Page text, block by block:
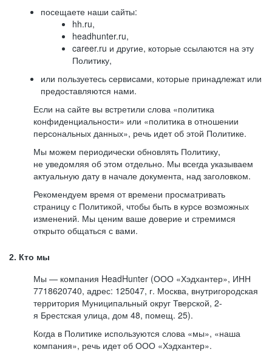
посещаете наши сайты:
hh.ru,
headhunter.ru,
career.ru и другие, которые ссылаются на эту
Политику,
или пользуетесь сервисами, которые принадлежат или
предоставляются нами.
Если на сайте вы встретили слова «политика
конфиденциальности» или «политика в отношении
персональных данных», речь идет об этой Политике.
Мы можем периодически обновлять Политику,
не уведомляя об этом отдельно. Мы всегда указываем
актуальную дату в начале документа, над заголовком.
Рекомендуем время от времени просматривать
страницу с Политикой, чтобы быть в курсе возможных
изменений. Мы ценим ваше доверие и стремимся
открыто общаться с вами.
2. Кто мы
Мы — компания HeadHunter (ООО «Хэдхантер», ИНН
7718620740, адрес: 125047, г. Москва, внутригородская
территория Муниципальный округ Тверской, 2-
я Брестская улица, дом 48, помещ. 25).
Когда в Политике используются слова «мы», «наша
компания», речь идет об ООО «Хэдхантер».